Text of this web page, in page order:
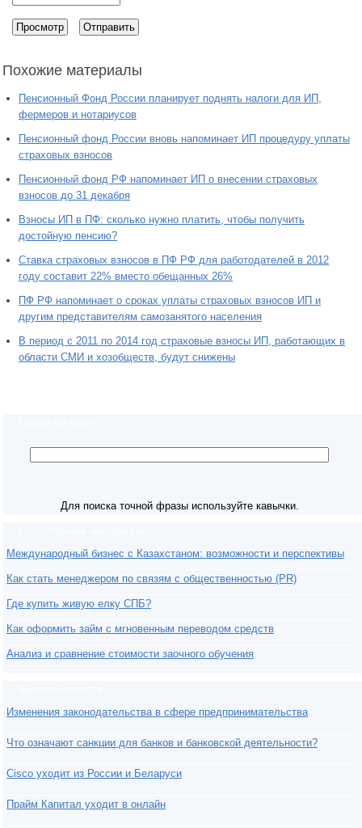
Похожие материалы
Пенсионный Фонд России планирует поднять налоги для ИП,
фермеров и нотариусов
Пенсионный фонд России вновь напоминает ИП процедуру уплаты
страховых взносов
Пенсионный фонд РФ напоминает ИП о внесении страховых
взносов до 31 декабря
Взносы ИП в ПФ: сколько нужно платить, чтобы получить
достойную пенсию?
Ставка страховых взносов в ПФ РФ для работодателей в 2012
году составит 22% вместо обещанных 26%
ПФ РФ напоминает о сроках уплаты страховых взносов ИП и
другим представителям самозанятого населения
В период с 2011 по 2014 год страховые взносы ИП, работающих в
области СМИ и хозобществ, будут снижены
Для поиска точной фразы используйте кавычки.
Международный бизнес с Казахстаном: возможности и перспективы
Как стать менеджером по связям с общественностью (PR)
Где купить живую елку СПБ?
Как оформить займ с мгновенным переводом средств
Анализ и сравнение стоимости заочного обучения
Изменения законодательства в сфере предпринимательства
Что означают санкции для банков и банковской деятельности?
Cisco уходит из России и Беларуси
Прайм Капитал уходит в онлайн